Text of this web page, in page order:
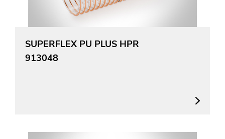
SUPERFLEX PU PLUS HPR
913048